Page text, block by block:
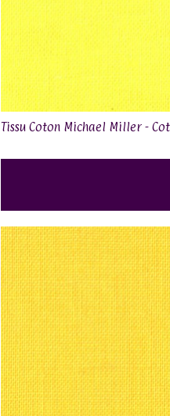
Tissu Coton Michael Miller -